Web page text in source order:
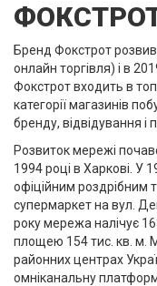
Бренд Фокстрот
онлайн торгівля) і в
Фокстрот входить в
категорії магазинів
бренду, відвідування і
Розвиток мережі
1994 році в Харкові. У
офіційним роздрібним
супермаркет на вул.
року мережа налічує
площею 154 тис. кв. м.
районних центрах
омніканальну